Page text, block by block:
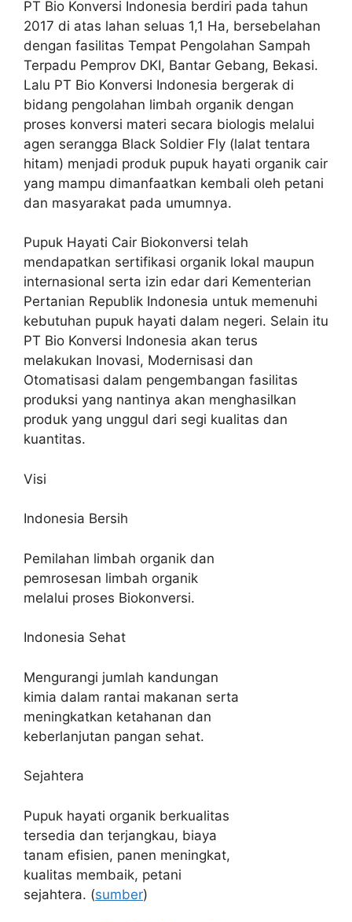
PT Bio Konversi Indonesia berdiri pada tahun
2017 di atas lahan seluas 1,1 Ha, bersebelahan
dengan fasilitas Tempat Pengolahan Sampah
Terpadu Pemprov DKI, Bantar Gebang, Bekasi.
Lalu PT Bio Konversi Indonesia bergerak di
bidang pengolahan limbah organik dengan
proses konversi materi secara biologis melalui
agen serangga Black Soldier Fly (lalat tentara
hitam) menjadi produk pupuk hayati organik cair
yang mampu dimanfaatkan kembali oleh petani
dan masyarakat pada umumnya.
Pupuk Hayati Cair Biokonversi telah
mendapatkan sertifikasi organik lokal maupun
internasional serta izin edar dari Kementerian
Pertanian Republik Indonesia untuk memenuhi
kebutuhan pupuk hayati dalam negeri. Selain itu
PT Bio Konversi Indonesia akan terus
melakukan Inovasi, Modernisasi dan
Otomatisasi dalam pengembangan fasilitas
produksi yang nantinya akan menghasilkan
produk yang unggul dari segi kualitas dan
kuantitas.
Visi
Indonesia Bersih
Pemilahan limbah organik dan
pemrosesan limbah organik
melalui proses Biokonversi.
Indonesia Sehat
Mengurangi jumlah kandungan
kimia dalam rantai makanan serta
meningkatkan ketahanan dan
keberlanjutan pangan sehat.
Sejahtera
Pupuk hayati organik berkualitas
tersedia dan terjangkau, biaya
tanam efisien, panen meningkat,
kualitas membaik, petani
sejahtera. (sumber)